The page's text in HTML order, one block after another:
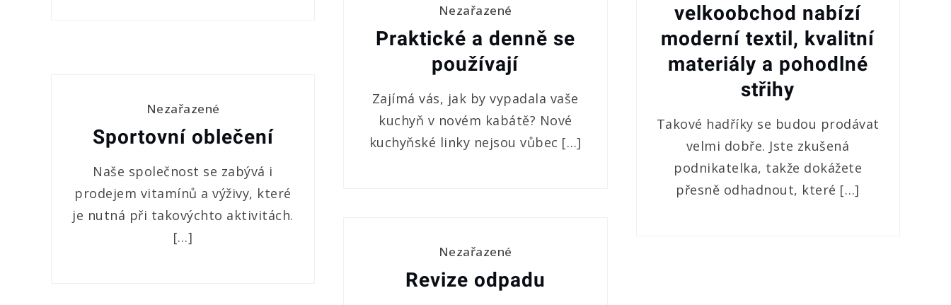
velkoobchod nabízí
moderní textil, kvalitní
materiály a pohodlné
střihy
Takové hadříky se budou prodávat
velmi dobře. Jste zkušená
podnikatelka, takže dokážete
přesně odhadnout, které […]
Nezařazené
Praktické a denně se
používají
Zajímá vás, jak by vypadala vaše
kuchyň v novém kabátě? Nové
kuchyňské linky nejsou vůbec […]
Nezařazené
Sportovní oblečení
Naše společnost se zabývá i
prodejem vitamínů a výživy, které
je nutná při takovýchto aktivitách.
[…]
Nezařazené
Revize odpadu